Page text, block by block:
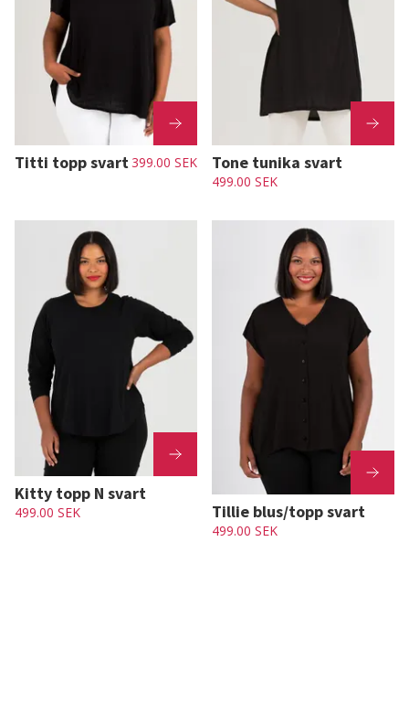
Titti topp svart399.00 SEK Tone tunika svart
499.00 SEK
Kitty topp N svart
499.00 SEK Tillie blus/topp svart
499.00 SEK